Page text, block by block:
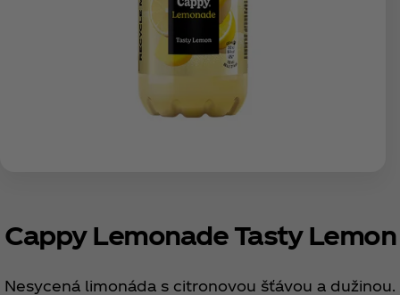
Cappy Lemonade Tasty Lemon
Nesycená limonáda s citronovou šťávou a dužinou.